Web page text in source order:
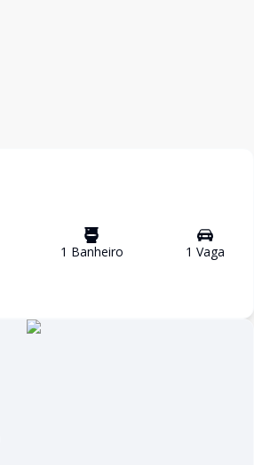
1 Banheiro 1 Vaga